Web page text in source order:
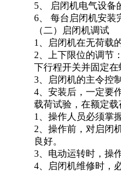
5、 启闭机电气设备
6、 每台启闭机安装
（二）启闭机调试
1、启闭机在无荷载
2、上下限位的调节
下行程开关并固定在
3、启闭机的主令控
4、安装后，一定要
载荷试验，在额定
1、操作人员必须掌
2、操作前，对启闭
良好。
3、电动运转时，操
4、启闭机维修时，